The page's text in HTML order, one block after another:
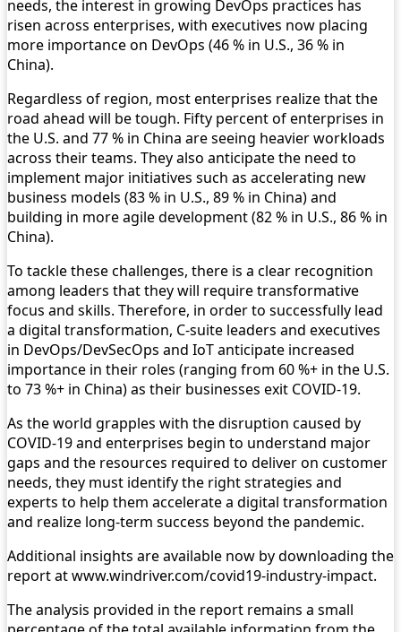
needs, the interest in growing DevOps practices has
risen across enterprises, with executives now placing
more importance on DevOps (46 % in U.S., 36 % in
China).
Regardless of region, most enterprises realize that the
road ahead will be tough. Fifty percent of enterprises in
the U.S. and 77 % in China are seeing heavier workloads
across their teams. They also anticipate the need to
implement major initiatives such as accelerating new
business models (83 % in U.S., 89 % in China) and
building in more agile development (82 % in U.S., 86 % in
China).
To tackle these challenges, there is a clear recognition
among leaders that they will require transformative
focus and skills. Therefore, in order to successfully lead
a digital transformation, C-suite leaders and executives
in DevOps/DevSecOps and IoT anticipate increased
importance in their roles (ranging from 60 %+ in the U.S.
to 73 %+ in China) as their businesses exit COVID-19.
As the world grapples with the disruption caused by
COVID-19 and enterprises begin to understand major
gaps and the resources required to deliver on customer
needs, they must identify the right strategies and
experts to help them accelerate a digital transformation
and realize long-term success beyond the pandemic.
Additional insights are available now by downloading the
report at www.windriver.com/covid19-industry-impact.
The analysis provided in the report remains a small